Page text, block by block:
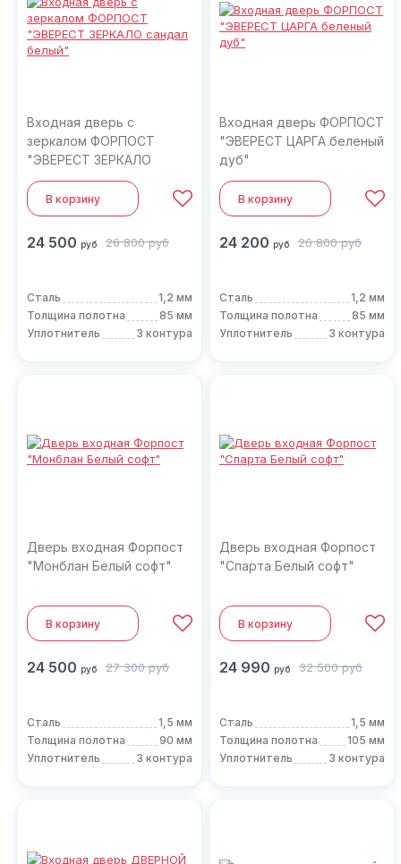
Входная дверь с
зеркалом ФОРПОСТ
"ЭВЕРЕСТ ЗЕРКАЛО
сандал белый"
В корзину
24 500 руб 26 800 руб
Сталь
1,2 мм
Толщина полотна
85 мм
Уплотнитель
3 контура
Входная дверь ФОРПОСТ
"ЭВЕРЕСТ ЦАРГА беленый
дуб"
В корзину
24 200 руб 26 800 руб
Сталь
1,2 мм
Толщина полотна
85 мм
Уплотнитель
3 контура
Дверь входная Форпост
"Монблан Белый софт"
В корзину
24 500 руб 27 300 руб
Сталь
1,5 мм
Толщина полотна
90 мм
Уплотнитель
3 контура
Дверь входная Форпост
"Спарта Белый софт"
В корзину
24 990 руб 32 500 руб
Сталь
1,5 мм
Толщина полотна
105 мм
Уплотнитель
3 контура